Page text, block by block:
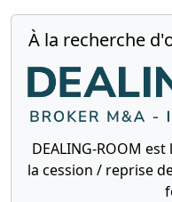
À la recherche
DEALING-ROOM
la cession / reprise